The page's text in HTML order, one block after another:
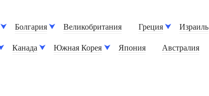
Болгария Великобритания Греция Израиль
Канада Южная Корея Япония Австралия